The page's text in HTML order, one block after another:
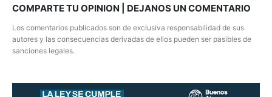
COMPARTE TU OPINION | DEJANOS UN COMENTARIO
Los comentarios publicados son de exclusiva responsabilidad de sus
autores y las consecuencias derivadas de ellos pueden ser pasibles de
sanciones legales.